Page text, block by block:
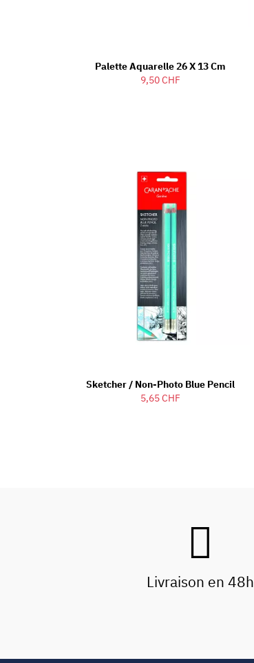
Palette Aquarelle 26 X 13 Cm
9,50 CHF
Sketcher / Non-Photo Blue Pencil
5,65 CHF
Livraison en 48h